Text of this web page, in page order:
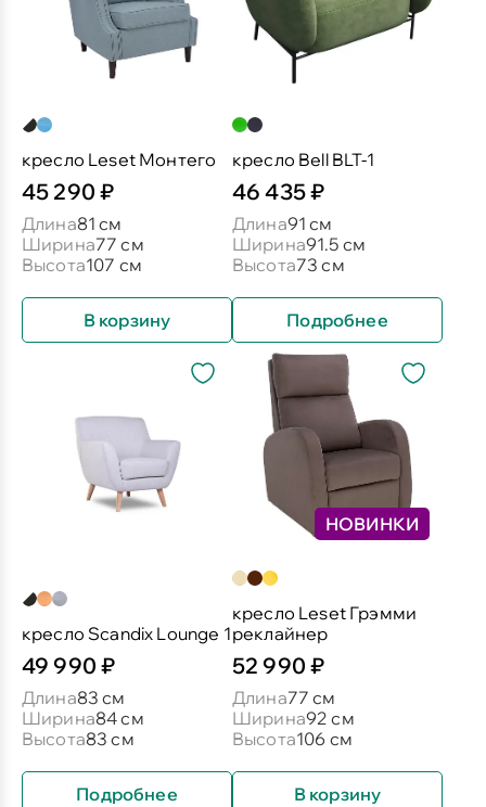
кресло Leset Монтего
45 290 ₽
Длина81 см
Ширина77 см
Высота107 см
В корзину
кресло Bell BLT-1
46 435 ₽
Длина91 см
Ширина91.5 см
Высота73 см
Подробнее
кресло Scandix Lounge 1
49 990 ₽
Длина83 см
Ширина84 см
Высота83 см
Подробнее
НОВИНКИ
кресло Leset Грэмми
реклайнер
52 990 ₽
Длина77 см
Ширина92 см
Высота106 см
В корзину